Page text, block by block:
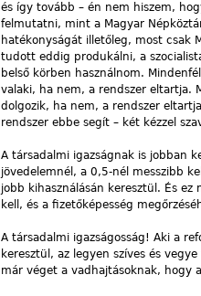
és így tovább – én nem hiszem,
felmutatni, mint a Magyar
hatékonyságát illetőleg, most csak
tudott eddig produkálni, a
belső körben használnom.
valaki, ha nem, a rendszer eltartja.
dolgozik, ha nem, a rendszer
rendszer ebbe segít – két kézzel
A társadalmi igazságnak is jobban
jövedelemnél, a 0,5-nél messzibb
jobb kihasználásán keresztül. És
kell, és a fizetőképesség
A társadalmi igazságosság! Aki a
keresztül, az legyen szíves és
már véget a vadhajtásoknak, hogy